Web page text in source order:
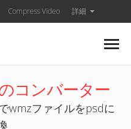
Compress Video 詳細
コンバーター
wmzファイルをpsdに